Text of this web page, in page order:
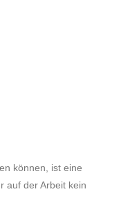
können, ist eine
auf der Arbeit kein